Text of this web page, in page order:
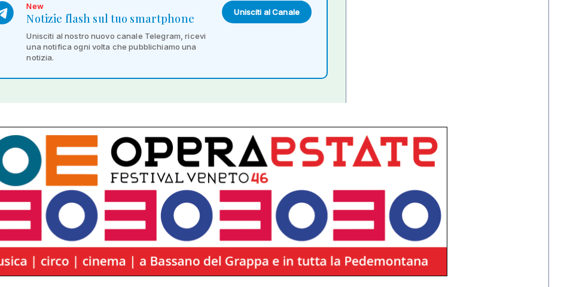
New
Notizie flash sul tuo smartphone
Unisciti al nostro nuovo canale Telegram, ricevi
una notifica ogni volta che pubblichiamo una
notizia.
Unisciti al Canale